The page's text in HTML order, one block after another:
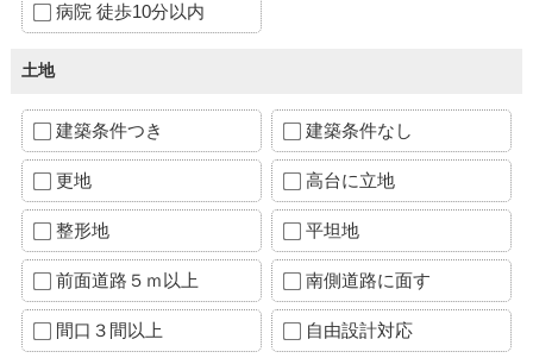
病院 徒歩10分以内
土地
建築条件つき 建築条件なし
更地 高台に立地
整形地 平坦地
前面道路５ｍ以上 南側道路に面す
間口３間以上 自由設計対応